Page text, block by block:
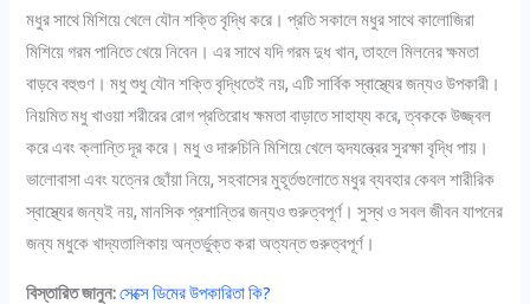
মধুর সাথে মিশিয়ে খেলে যৌন শক্তি বৃদ্ধি করে। প্রতি সকালে মধুর সাথে কালোজিরা
মিশিয়ে গরম পানিতে খেয়ে নিবেন। এর সাথে যদি গরম দুধ খান, তাহলে মিলনের ক্ষমতা
বাড়বে বহুগুণ। মধু শুধু যৌন শক্তি বৃদ্ধিতেই নয়, এটি সার্বিক স্বাস্থ্যের জন্যও উপকারী।
নিয়মিত মধু খাওয়া শরীরের রোগ প্রতিরোধ ক্ষমতা বাড়াতে সাহায্য করে, ত্বককে উজ্জ্বল
করে এবং ক্লান্তি দূর করে। মধু ও দারুচিনি মিশিয়ে খেলে হৃদযন্ত্রের সুরক্ষা বৃদ্ধি পায়।
ভালোবাসা এবং যত্নের ছোঁয়া নিয়ে, সহবাসের মুহূর্তগুলোতে মধুর ব্যবহার কেবল শারীরিক
স্বাস্থ্যের জন্যই নয়, মানসিক প্রশান্তির জন্যও গুরুত্বপূর্ণ। সুস্থ ও সবল জীবন যাপনের
জন্য মধুকে খাদ্যতালিকায় অন্তর্ভুক্ত করা অত্যন্ত গুরুত্বপূর্ণ।
বিস্তারিত জানুন:সেক্সে ডিমের উপকারিতা কি?